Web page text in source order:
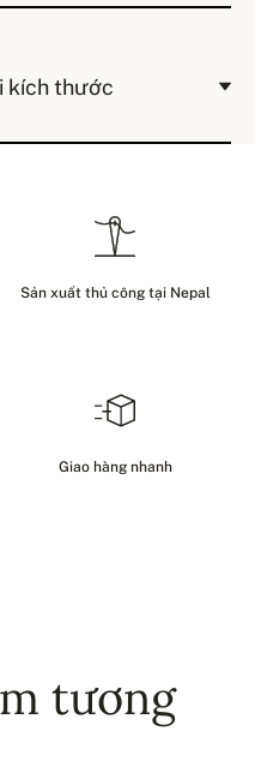
kích thước
Sản xuất thủ công tại Nepal
Giao hàng nhanh
tương